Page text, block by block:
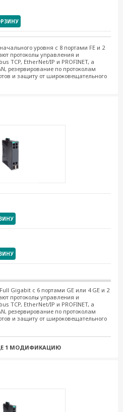
уровня с 8 портами FE и 2
протоколы управления и
TCP, EtherNet/IP и PROFINET, а
резервирование по протоколам
и защиту от широковещательного
Gigabit с 6 портами GE или 4 GE и 2
протоколы управления и
TCP, EtherNet/IP и PROFINET, а
резервирование по протоколам
и защиту от широковещательного
1 МОДИФИКАЦИЮ